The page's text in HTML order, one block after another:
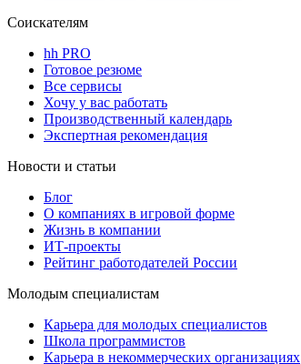
Соискателям
hh PRO
Готовое резюме
Все сервисы
Хочу у вас работать
Производственный календарь
Экспертная рекомендация
Новости и статьи
Блог
О компаниях в игровой форме
Жизнь в компании
ИТ-проекты
Рейтинг работодателей России
Молодым специалистам
Карьера для молодых специалистов
Школа программистов
Карьера в некоммерческих организациях